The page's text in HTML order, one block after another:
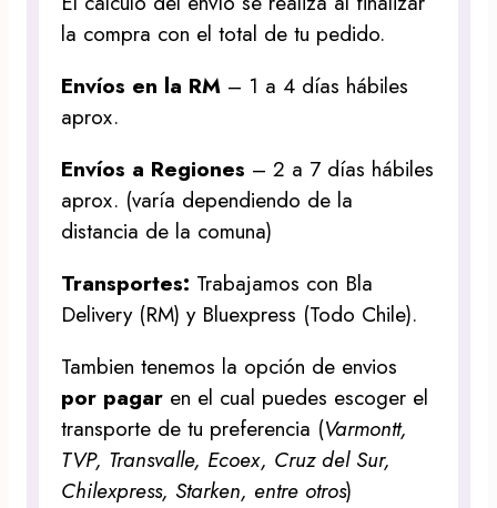
la compra con el total de tu pedido.
Envíos en la RM – 1 a 4 días hábiles
aprox.
Envíos a Regiones – 2 a 7 días hábiles
aprox. (varía dependiendo de la
distancia de la comuna)
Transportes: Trabajamos con Bla
Delivery (RM) y Bluexpress (Todo Chile).
Tambien tenemos la opción de envios
por pagar en el cual puedes escoger el
transporte de tu preferencia (Varmontt,
TVP, Transvalle, Ecoex, Cruz del Sur,
Chilexpress, Starken, entre otros)